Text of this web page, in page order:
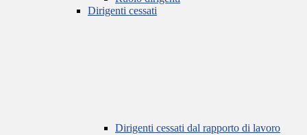
Dirigenti cessati
Dirigenti cessati dal rapporto di lavoro